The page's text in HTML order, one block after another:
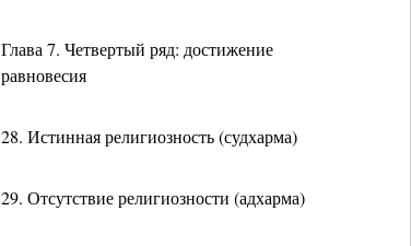
Глава 7. Четвертый ряд: достижение
равновесия
28. Истинная религиозность (судхарма)
29. Отсутствие религиозности (адхарма)